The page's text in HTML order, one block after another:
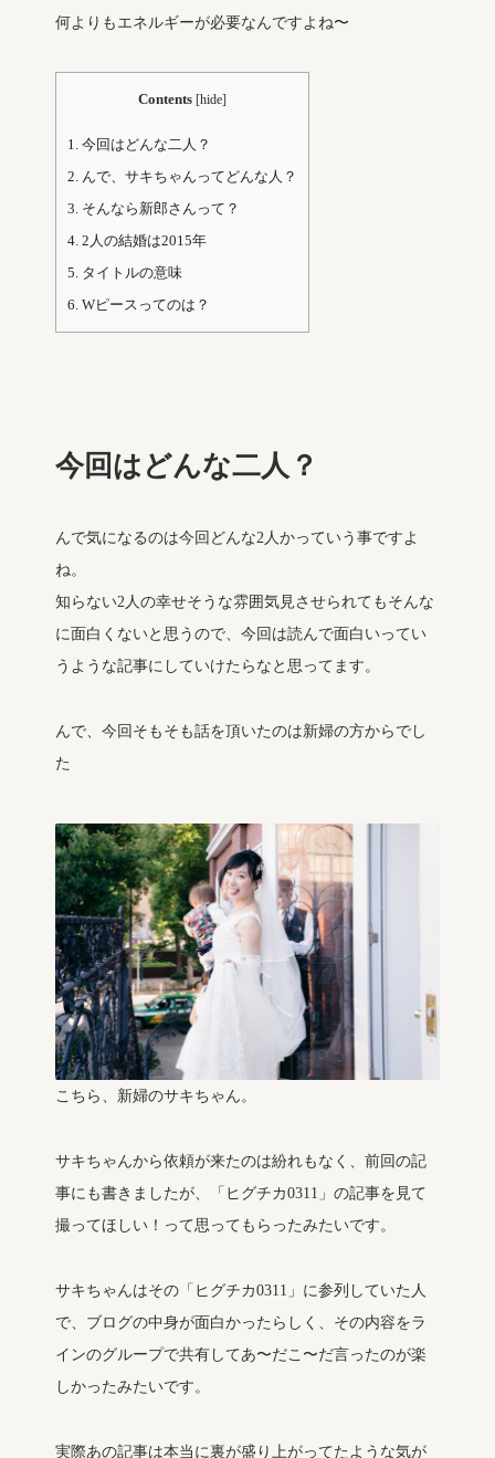
何よりもエネルギーが必要なんですよね〜
Contents [hide]
1.今回はどんな二人？
2.んで、サキちゃんってどんな人？
3.そんなら新郎さんって？
4.2人の結婚は2015年
5.タイトルの意味
6.Wピースってのは？
今回はどんな二人？
んで気になるのは今回どんな2人かっていう事ですよ
ね。
知らない2人の幸せそうな雰囲気見させられてもそんな
に面白くないと思うので、今回は読んで面白いってい
うような記事にしていけたらなと思ってます。
んで、今回そもそも話を頂いたのは新婦の方からでし
た
こちら、新婦のサキちゃん。
サキちゃんから依頼が来たのは紛れもなく、前回の記
事にも書きましたが、「ヒグチカ0311」の記事を見て
撮ってほしい！って思ってもらったみたいです。
サキちゃんはその「ヒグチカ0311」に参列していた人
で、ブログの中身が面白かったらしく、その内容をラ
インのグループで共有してあ〜だこ〜だ言ったのが楽
しかったみたいです。
実際あの記事は本当に裏が盛り上がってたような気が